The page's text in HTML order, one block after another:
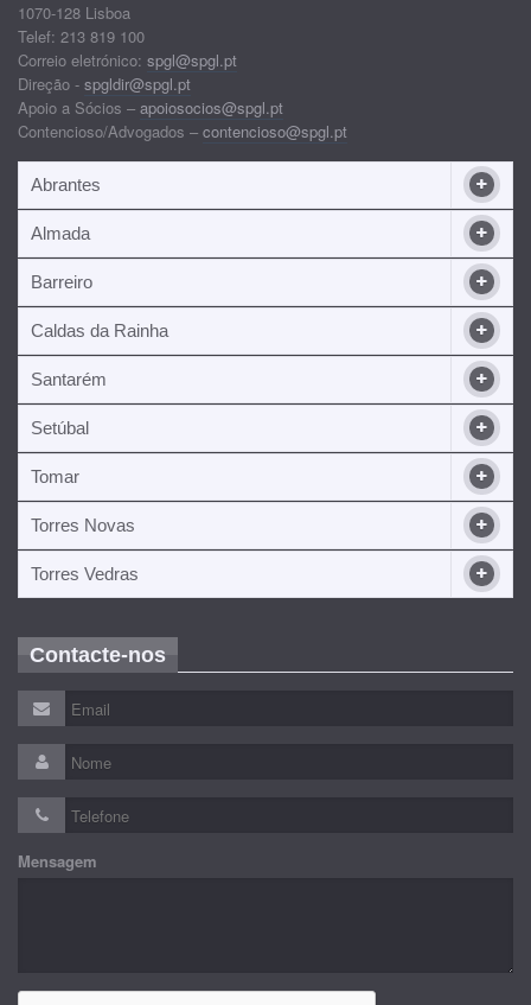
1070-128 Lisboa
Telef: 213 819 100
Correio eletrónico: spgl@spgl.pt
Direção - spgldir@spgl.pt
Apoio a Sócios – apoiosocios@spgl.pt
Contencioso/Advogados – contencioso@spgl.pt
Abrantes
Almada
Barreiro
Caldas da Rainha
Santarém
Setúbal
Tomar
Torres Novas
Torres Vedras
Contacte-nos
Mensagem